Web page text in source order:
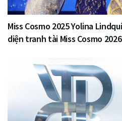
Miss Cosmo 2025 Yolina
diện tranh tài Miss Cosmo 2026